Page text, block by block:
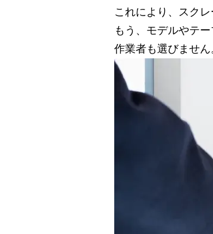
これにより、スク
もう、モデルやテ
作業者も選びません